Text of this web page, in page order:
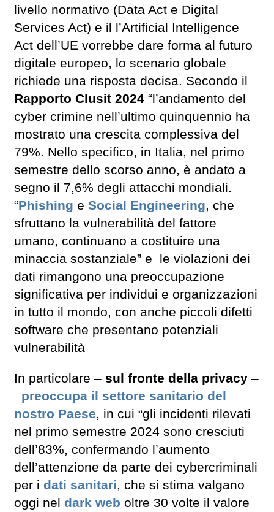
livello normativo (Data Act e Digital
Services Act) e il l’Artificial Intelligence
Act dell’UE vorrebbe dare forma al futuro
digitale europeo, lo scenario globale
richiede una risposta decisa. Secondo il
Rapporto Clusit 2024 “l’andamento del
cyber crimine nell’ultimo quinquennio ha
mostrato una crescita complessiva del
79%. Nello specifico, in Italia, nel primo
semestre dello scorso anno, è andato a
segno il 7,6% degli attacchi mondiali.
“Phishing e Social Engineering, che
sfruttano la vulnerabilità del fattore
umano, continuano a costituire una
minaccia sostanziale” e le violazioni dei
dati rimangono una preoccupazione
significativa per individui e organizzazioni
in tutto il mondo, con anche piccoli difetti
software che presentano potenziali
vulnerabilità
In particolare – sul fronte della privacy –
preoccupa il settore sanitario del
nostro Paese, in cui “gli incidenti rilevati
nel primo semestre 2024 sono cresciuti
dell’83%, confermando l’aumento
dell’attenzione da parte dei cybercriminali
per i dati sanitari, che si stima valgano
oggi nel dark web oltre 30 volte il valore